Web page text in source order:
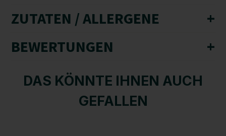
ZUTATEN / ALLERGENE
+
BEWERTUNGEN
+
DAS KÖNNTE IHNEN AUCH
GEFALLEN